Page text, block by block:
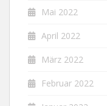
Mai 2022
April 2022
März 2022
Februar 2022